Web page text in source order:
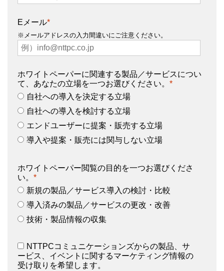
Eメール*
※メールアドレスの入力間違いにご注意ください。
ホワイトペーパーに関連する製品／サービスについ
て、あなたの立場を一つお選びください。 *
自社への導入を決定する立場
自社への導入を検討する立場
エンドユーザーに提案・販売する立場
導入や提案・販売には関与しない立場
ホワイトペーパー閲覧の目的を一つお選びくださ
い。 *
新規の製品／サービス導入の検討・比較
導入済みの製品／サービスの更改・改善
技術・製品情報の収集
NTTPCコミュニケーションズからの製品、サ
ービス、イベントに関するマーケティング情報の
受け取りを希望します。